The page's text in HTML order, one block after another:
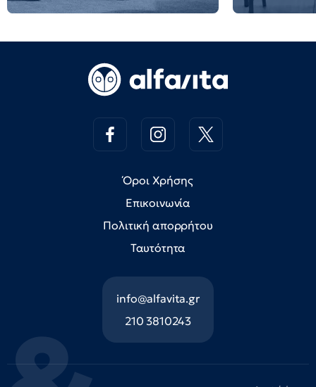
Όροι Χρήσης
Επικοινωνία
Πολιτική απορρήτου
Ταυτότητα
info@alfavita.gr
210 3810243